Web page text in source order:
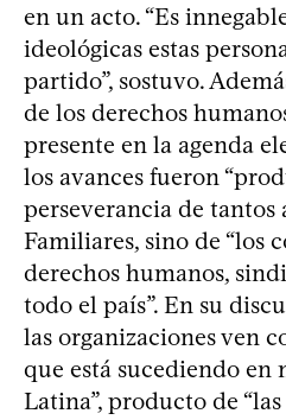
en un acto. “Es
ideológicas estas
partido”, sostuvo.
de los derechos
presente en la agenda
los avances fueron
perseverancia de tantos
Familiares, sino de “los
derechos humanos,
todo el país”. En su
las organizaciones ven
que está sucediendo en
Latina”, producto de